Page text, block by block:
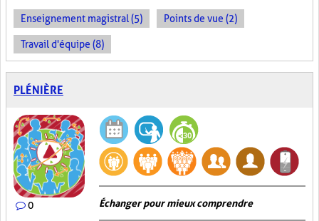
Enseignement magistral (5) Points de vue (2)
Travail d'équipe (8)
PLÉNIÈRE
0 Échanger pour mieux comprendre